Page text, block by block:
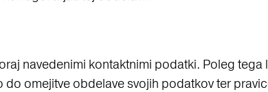
navedenimi kontaktnimi podatki. Poleg
omejitve obdelave svojih podatkov ter